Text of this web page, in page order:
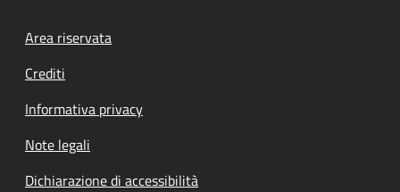
Footer menu
Area riservata
Crediti
Informativa privacy
Note legali
Dichiarazione di accessibilità